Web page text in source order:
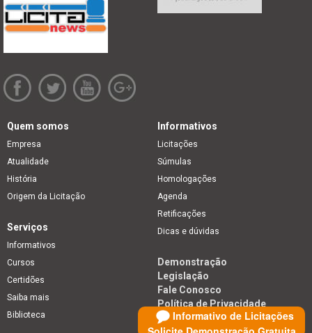
Informativo de Licitações
Quem somos
Empresa
Atualidade
História
Origem da Licitação
Informativos
Licitações
Súmulas
Homologações
Agenda
Retificações
Dicas e dúvidas
Serviços
Informativos
Cursos
Certidões
Saiba mais
Biblioteca
Demonstração
Legislação
Fale Conosco
Política de Privacidade